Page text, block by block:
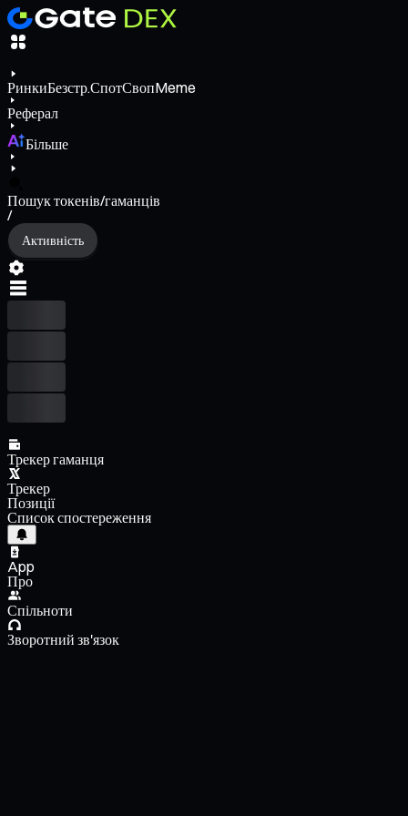
РинкиБезстр.СпотСвопMeme
Реферал
Більше
Пошук токенів/гаманців
/
Активність
Трекер гаманця
Трекер
Позиції
Список спостереження
App
Про
Спільноти
Зворотний зв'язок